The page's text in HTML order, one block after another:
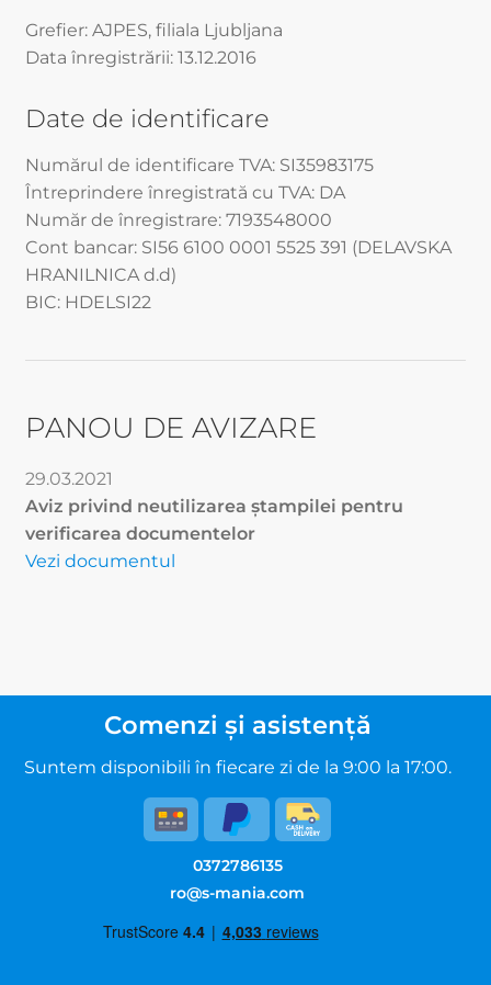
Grefier: AJPES, filiala Ljubljana
Data înregistrării: 13.12.2016
Date de identificare
Numărul de identificare TVA: SI35983175
Întreprindere înregistrată cu TVA: DA
Număr de înregistrare: 7193548000
Cont bancar: SI56 6100 0001 5525 391 (DELAVSKA
HRANILNICA d.d)
BIC: HDELSI22
PANOU DE AVIZARE
29.03.2021
Aviz privind neutilizarea ștampilei pentru
verificarea documentelor
Vezi documentul
Comenzi și asistență
Suntem disponibili în fiecare zi de la 9:00 la 17:00.
0372786135
ro@s-mania.com